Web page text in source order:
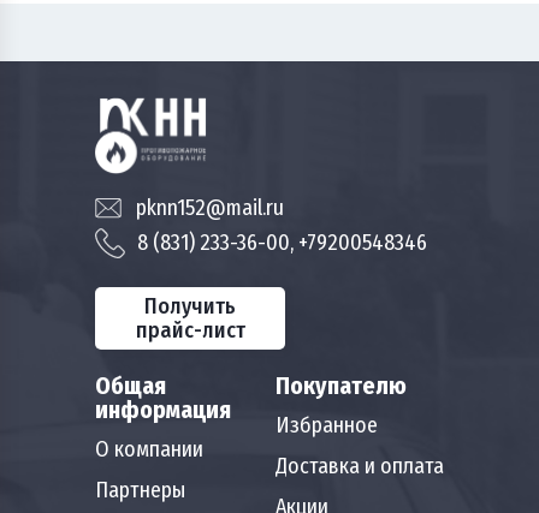
Общая
информация
О компании
Партнеры
Покупателю
Избранное
Доставка и оплата
Акции
pknn152@mail.ru
8 (831) 233-36-00, +79200548346
Получить
прайс-лист